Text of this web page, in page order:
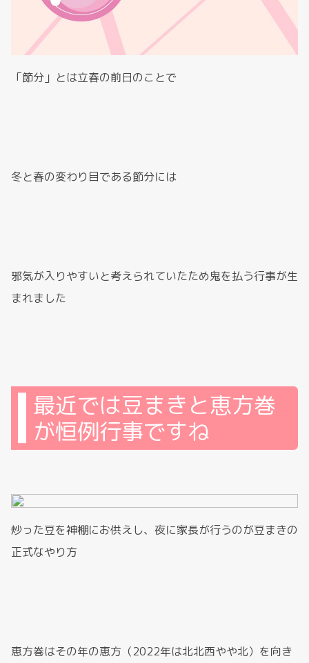
「節分」とは立春の前日のことで
冬と春の変わり目である節分には
邪気が入りやすいと考えられていたため鬼を払う行事が生
まれました
最近では豆まきと恵方巻
が恒例行事ですね
炒った豆を神棚にお供えし、夜に家長が行うのが豆まきの
正式なやり方
恵方巻はその年の恵方（2022年は北北西やや北）を向き